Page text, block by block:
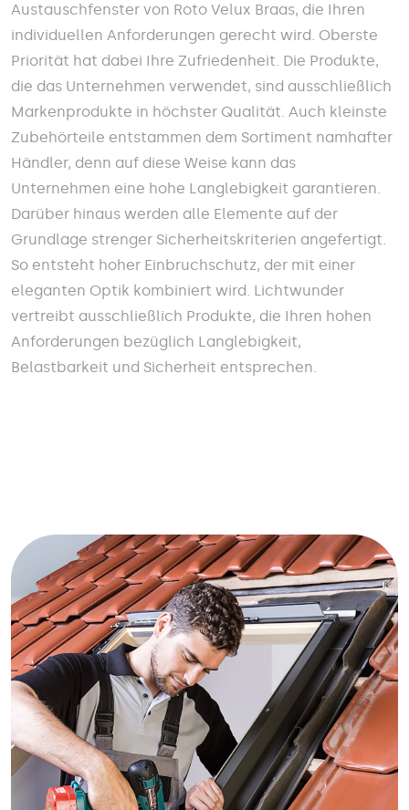
Austauschfenster von Roto Velux Braas, die Ihren
individuellen Anforderungen gerecht wird. Oberste
Priorität hat dabei Ihre Zufriedenheit. Die Produkte,
die das Unternehmen verwendet, sind ausschließlich
Markenprodukte in höchster Qualität. Auch kleinste
Zubehörteile entstammen dem Sortiment namhafter
Händler, denn auf diese Weise kann das
Unternehmen eine hohe Langlebigkeit garantieren.
Darüber hinaus werden alle Elemente auf der
Grundlage strenger Sicherheitskriterien angefertigt.
So entsteht hoher Einbruchschutz, der mit einer
eleganten Optik kombiniert wird. Lichtwunder
vertreibt ausschließlich Produkte, die Ihren hohen
Anforderungen bezüglich Langlebigkeit,
Belastbarkeit und Sicherheit entsprechen.